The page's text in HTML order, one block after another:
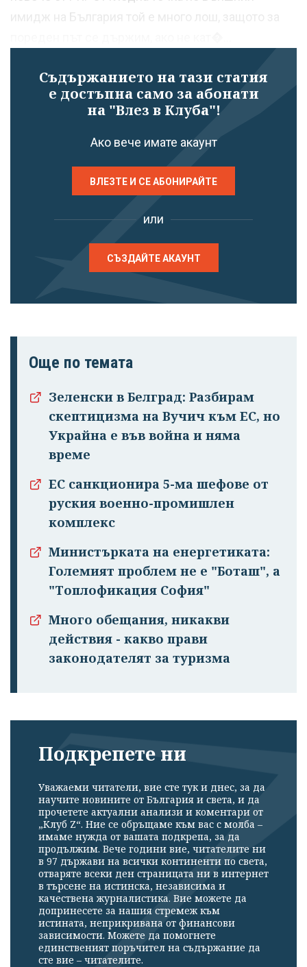
Успешно
излязохте от
профила си!
имидж на България той е много лош, защото за
Съдържанието на тази статия
е достъпна само за абонати
на "Влез в Клуба"!
Ако вече имате акаунт
ВЛЕЗТЕ И СЕ АБОНИРАЙТЕ
или
СЪЗДАЙТЕ АКАУНТ
Още по темата
Зеленски в Белград: Разбирам
скептицизма на Вучич към ЕС, но
Украйна е във война и няма
време
ЕС санкционира 5-ма шефове от
руския военно-промишлен
комплекс
Министърката на енергетиката:
Големият проблем не е "Боташ", а
"Топлофикация София"
Много обещания, никакви
действия - какво прави
законодателят за туризма
Подкрепете ни
Уважаеми читатели, вие сте тук и днес, за да
научите новините от България и света, и да
прочетете актуални анализи и коментари от
„Клуб Z“. Ние се обръщаме към вас с молба –
имаме нужда от вашата подкрепа, за да
продължим. Вече години вие, читателите ни
в 97 държави на всички континенти по света,
отваряте всеки ден страницата ни в интернет
в търсене на истинска, независима и
качествена журналистика. Вие можете да
допринесете за нашия стремеж към
истината, неприкривана от финансови
зависимости. Можете да помогнете
единственият поръчител на съдържание да
сте вие – читателите.